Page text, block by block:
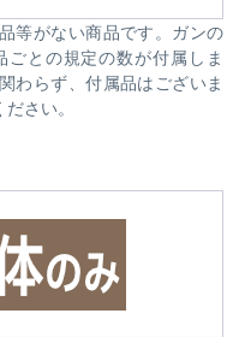
等がない商品です。ガンの
との規定の数が付属しま
わらず、付属品はございま
さい。